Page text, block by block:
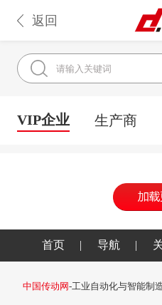
返回
VIP企业 生产商
首页 | 导航 |
中国传动网-工业自动化与智能制